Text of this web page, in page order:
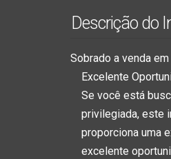
Descrição do
Sobrado a venda
Excelente
Se você está
privilegiada, este
proporciona uma
excelente